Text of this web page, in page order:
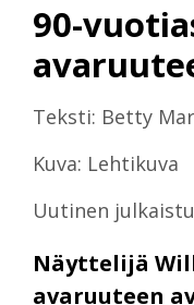
90-
Teksti: Betty
Kuva: Lehtikuva
Uutinen
Näyttelijä
avaruuteen